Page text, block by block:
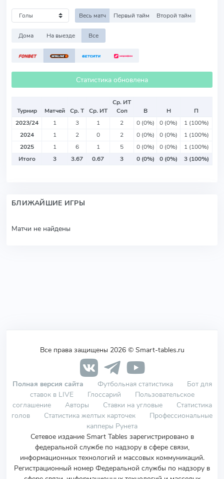
Весь матч Первый тайм Второй тайм
Дома На выезде Все
Статистика обновлена
Турнир Матчей Ср. Т Ср. ИТ
Ср. ИТ
Соп
В Н
П
2023/24
1 3 1 2 0 (0%) 0 (0%)
1 (100%)
2024
1 2 0 2 0 (0%) 0 (0%)
1 (100%)
2025
1 6 1 5 0 (0%) 0 (0%)
1 (100%)
Итого
3 3.67 0.67 3 0 (0%) 0 (0%) 3 (100%)
БЛИЖАЙШИЕ ИГРЫ
Матчи не найдены
Все права защищены 2026 © Smart-tables.ru
Полная версия сайта Футбольная статистика
Бот для
ставок в LIVE
Глоссарий
Пользовательское
соглашение
Авторы Ставки на угловые
Статистика
голов
Статистика желтых карточек
Профессиональные
капперы Рунета
Сетевое издание Smart Tables зарегистрировано в
федеральной службе по надзору в сфере связи,
информационных технологий и массовых коммуникаций.
Регистрационный номер Федеральной службы по надзору в